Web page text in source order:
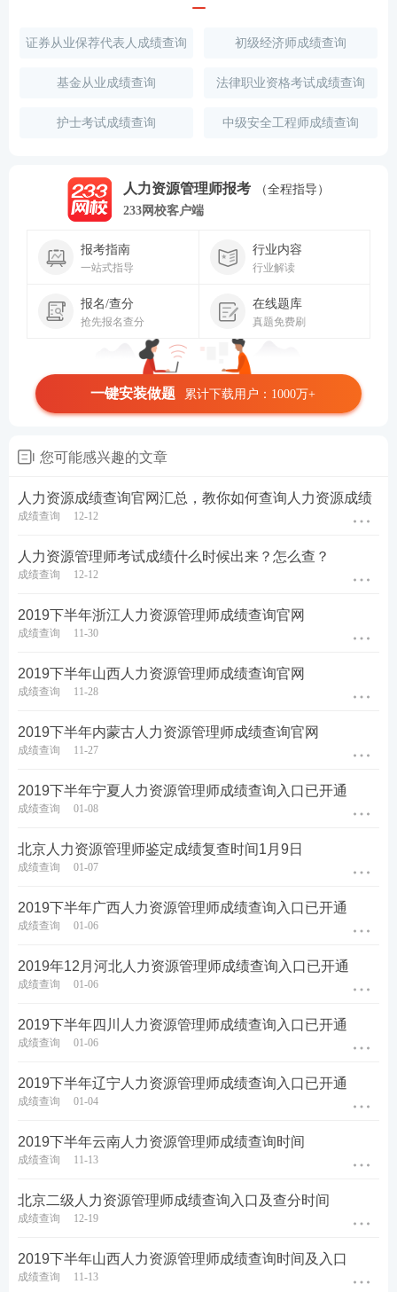
证券从业保荐代表人成绩查询 初级经济师成绩查询
基金从业成绩查询 法律职业资格考试成绩查询
护士考试成绩查询 中级安全工程师成绩查询
人力资源管理师报考
（全程指导）
233网校客户端
报考指南
一站式指导
行业内容
行业解读
报名/查分
抢先报名查分
在线题库
真题免费刷
一键安装做题 累计下载用户：1000万+
您可能感兴趣的文章
人力资源成绩查询官网汇总，教你如何查询人力资源成绩
成绩查询 12-12
人力资源管理师考试成绩什么时候出来？怎么查？
成绩查询 12-12
2019下半年浙江人力资源管理师成绩查询官网
成绩查询 11-30
2019下半年山西人力资源管理师成绩查询官网
成绩查询 11-28
2019下半年内蒙古人力资源管理师成绩查询官网
成绩查询 11-27
2019下半年宁夏人力资源管理师成绩查询入口已开通
成绩查询 01-08
北京人力资源管理师鉴定成绩复查时间1月9日
成绩查询 01-07
2019下半年广西人力资源管理师成绩查询入口已开通
成绩查询 01-06
2019年12月河北人力资源管理师成绩查询入口已开通
成绩查询 01-06
2019下半年四川人力资源管理师成绩查询入口已开通
成绩查询 01-06
2019下半年辽宁人力资源管理师成绩查询入口已开通
成绩查询 01-04
2019下半年云南人力资源管理师成绩查询时间
成绩查询 11-13
北京二级人力资源管理师成绩查询入口及查分时间
成绩查询 12-19
2019下半年山西人力资源管理师成绩查询时间及入口
成绩查询 11-13